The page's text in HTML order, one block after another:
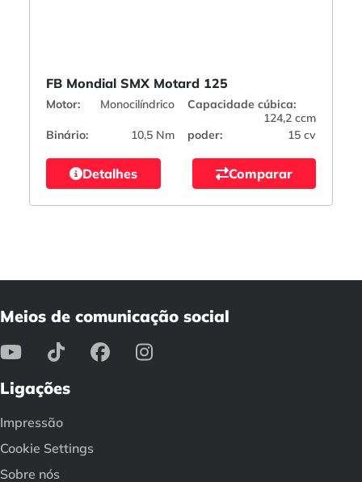
FB Mondial SMX Motard 125
Motor: Monocilíndrico
Capacidade cúbica:
124,2 ccm
Binário:
10,5 Nm poder: 15 cv
Detalhes Comparar
Meios de comunicação social
Ligações
Impressão
Cookie Settings
Sobre nós